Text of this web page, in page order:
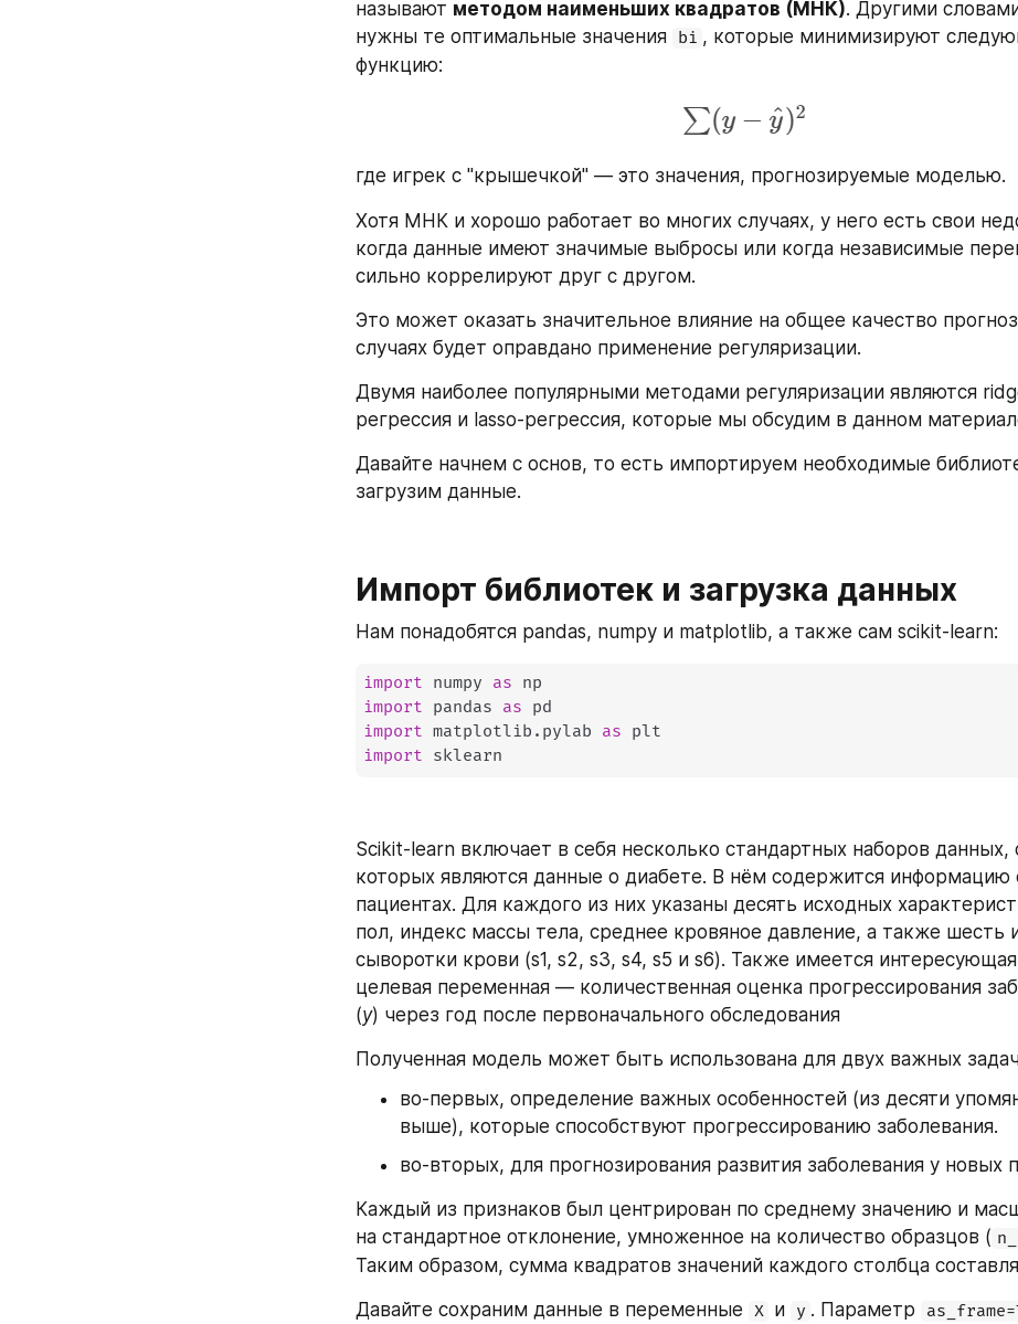
называют методом наименьших квадратов (МНК). Другими
нужны те оптимальные значения bi , которые минимизируют
функцию:
где игрек с "крышечкой" — это значения, прогнозируемые моделью.
Хотя МНК и хорошо работает во многих случаях, у него есть свои
когда данные имеют значимые выбросы или когда независимые
сильно коррелируют друг с другом.
Это может оказать значительное влияние на общее качество
случаях будет оправдано применение регуляризации.
Двумя наиболее популярными методами регуляризации являются
регрессия и lasso-регрессия, которые мы обсудим в данном
Давайте начнем с основ, то есть импортируем необходимые
загрузим данные.
Импорт библиотек и загрузка данных
Нам понадобятся pandas, numpy и matplotlib, а также сам scikit-learn:
import numpy as
import pandas as
import matplotlib . pylab as
import sklearn
Scikit-learn включает в себя несколько стандартных наборов данных,
которых являются данные о диабете. В нём содержится информацию
пациентах. Для каждого из них указаны десять исходных
пол, индекс массы тела, среднее кровяное давление, а также шесть
сыворотки крови (s1, s2, s3, s4, s5 и s6). Также имеется
целевая переменная — количественная оценка прогрессирования
(y) через год после первоначального обследования
Полученная модель может быть использована для двух важных
во-первых, определение важных особенностей (из десяти
выше), которые способствуют прогрессированию заболевания.
во-вторых, для прогнозирования развития заболевания у новых
Каждый из признаков был центрирован по среднему значению и
на стандартное отклонение, умноженное на количество образцов (
Таким образом, сумма квадратов значений каждого столбца
Давайте сохраним данные в переменные X и y . Параметр